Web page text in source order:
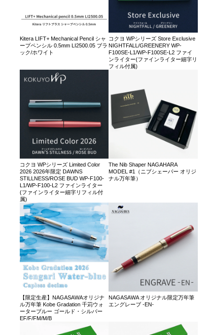
Kitera LIFT+ Mechanical Pencil シャ
ープペンシル 0.5mm LI2500.05 ブラ
ック/ホワイト
コクヨ WPシリーズ Store Exclusive
NIGHTFALL/GREENERY WP-
F100SE-L1/WP-F100SE-L2 ファイ
ンライター(ファインライター細字リ
フィル付属)
コクヨ WPシリーズ Limited Color
2026 2026年限定 DAWNS
STILLNESS/ROSE BUD WP-F100-
L1/WP-F100-L2 ファインライター
(ファインライター細字リフィル付
属)
The Nib Shaper NAGAHARA
MODEL #1（ニブシェーパー オリジ
ナル万年筆）
【限定生産】NAGASAWAオリジナ
ル万年筆 Kobe Gradation 千苅ウォ
ーターブルー ゴールド・シルバー
EF/F/FM/M/B
NAGASAWA オリジナル限定万年筆
エングレーブ -EN-